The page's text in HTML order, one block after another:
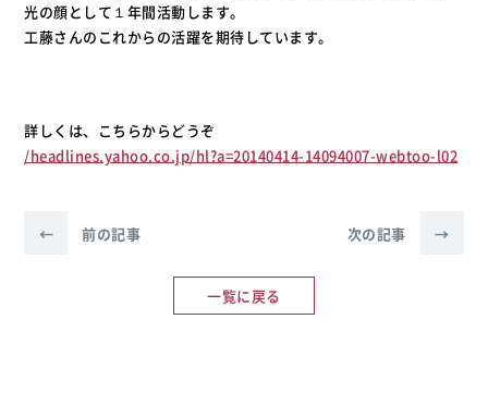
光の顔として１年間活動します。
工藤さんのこれからの活躍を期待しています。
詳しくは、こちらからどうぞ
/headlines.yahoo.co.jp/hl?a=20140414-14094007-webtoo-l02
← 前の記事
一覧に戻る
次の記事 →